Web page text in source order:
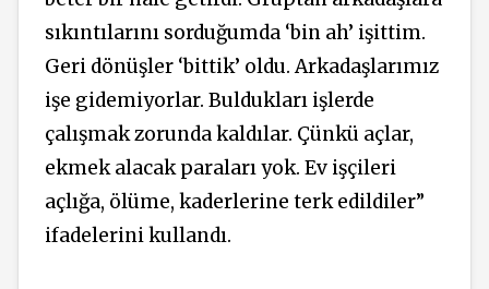
sıkıntılarını sorduğumda ‘bin ah’ işittim.
Geri dönüşler ‘bittik’ oldu. Arkadaşlarımız
işe gidemiyorlar. Buldukları işlerde
çalışmak zorunda kaldılar. Çünkü açlar,
ekmek alacak paraları yok. Ev işçileri
açlığa, ölüme, kaderlerine terk edildiler”
ifadelerini kullandı.